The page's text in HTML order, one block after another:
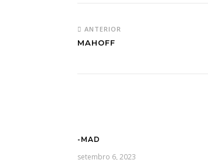
ANTERIOR
MAHOFF
-MAD
setembro 6, 2023